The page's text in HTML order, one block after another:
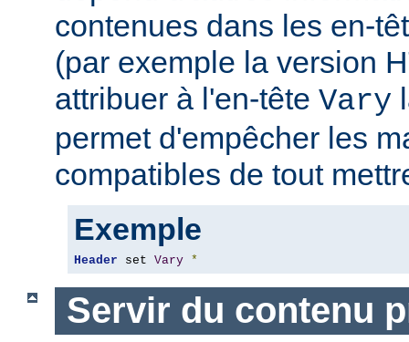
contenues dans les en-
(par exemple la version
attribuer à l'en-tête Vary
permet d'empêcher les
compatibles de tout
Exemple
Header set Vary *
Servir du contenu